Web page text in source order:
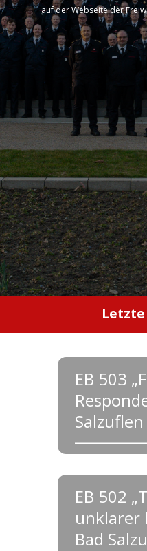
auf der Webseite der
Letzte
EB 503
Salzuflen
EB 502
unklarer
Bad